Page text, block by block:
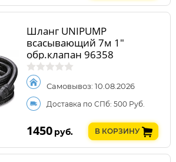
Шланг UNIPUMP
всасывающий 7м 1"
обр.клапан 96358
Самовывоз: 10.08.2026
Доставка по СПб: 500 Руб.
1450 руб. В КОРЗИНУ